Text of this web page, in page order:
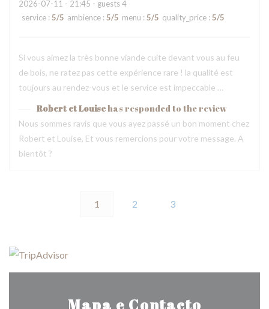
2026-07-11 - 21:45 - guests 4
service : 5/5 ambience : 5/5 menu : 5/5 quality_price : 5/5
Si vous aimez la très bonne viande cuite devant vous au feu
de bois, ne ratez pas cette expérience rare ! la qualité est
toujours au rendez-vous et le service est impeccable …
Robert et Louisehas responded to the review
Nous sommes ravis que vous ayez passé un bon moment chez
Robert et Louise, Et vous remercions pour votre message. A
bientôt ?
1 2 3
Mapa e Contacto